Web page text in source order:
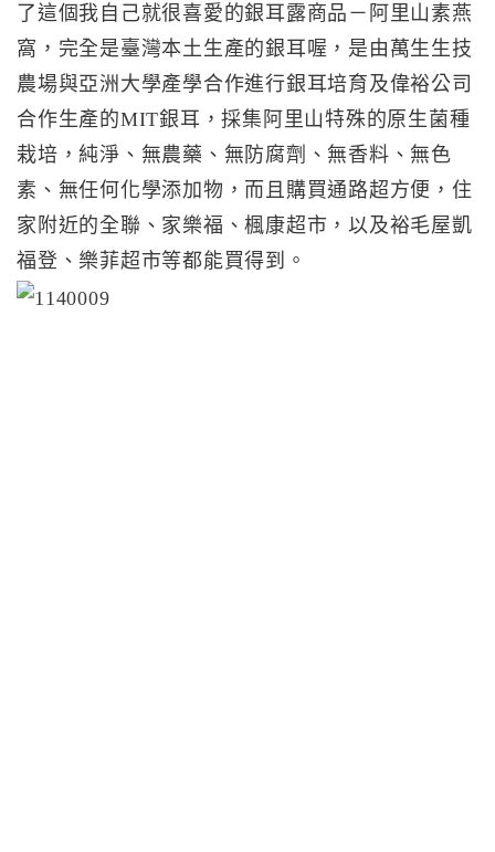
了這個我自己就很喜愛的銀耳露商品－阿里山素燕
窩，完全是臺灣本土生產的銀耳喔，是由萬生生技
農場與亞洲大學產學合作進行銀耳培育及偉裕公司
合作生產的MIT銀耳，採集阿里山特殊的原生菌種
栽培，純淨、無農藥、無防腐劑、無香料、無色
素、無任何化學添加物，而且購買通路超方便，住
家附近的全聯、家樂福、楓康超市，以及裕毛屋凱
福登、樂菲超市等都能買得到。